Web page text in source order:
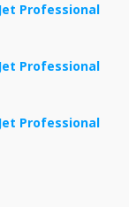
Professional
Professional
Professional